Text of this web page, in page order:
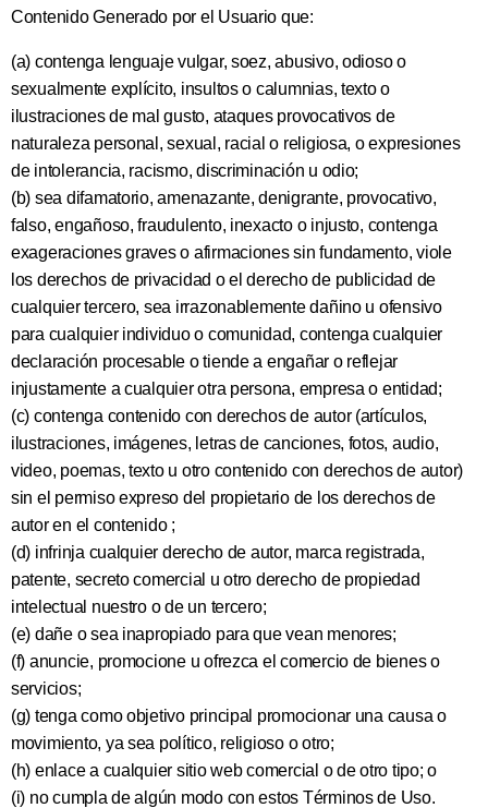
Contenido Generado por el Usuario que:
(a) contenga lenguaje vulgar, soez, abusivo, odioso o
sexualmente explícito, insultos o calumnias, texto o
ilustraciones de mal gusto, ataques provocativos de
naturaleza personal, sexual, racial o religiosa, o expresiones
de intolerancia, racismo, discriminación u odio;
(b) sea difamatorio, amenazante, denigrante, provocativo,
falso, engañoso, fraudulento, inexacto o injusto, contenga
exageraciones graves o afirmaciones sin fundamento, viole
los derechos de privacidad o el derecho de publicidad de
cualquier tercero, sea irrazonablemente dañino u ofensivo
para cualquier individuo o comunidad, contenga cualquier
declaración procesable o tiende a engañar o reflejar
injustamente a cualquier otra persona, empresa o entidad;
(c) contenga contenido con derechos de autor (artículos,
ilustraciones, imágenes, letras de canciones, fotos, audio,
video, poemas, texto u otro contenido con derechos de autor)
sin el permiso expreso del propietario de los derechos de
autor en el contenido ;
(d) infrinja cualquier derecho de autor, marca registrada,
patente, secreto comercial u otro derecho de propiedad
intelectual nuestro o de un tercero;
(e) dañe o sea inapropiado para que vean menores;
(f) anuncie, promocione u ofrezca el comercio de bienes o
servicios;
(g) tenga como objetivo principal promocionar una causa o
movimiento, ya sea político, religioso o otro;
(h) enlace a cualquier sitio web comercial o de otro tipo; o
(i) no cumpla de algún modo con estos Términos de Uso.